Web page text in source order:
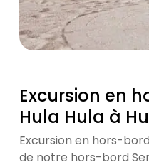
Excursion en
Hula Hula à
Excursion en hors-
de notre hors-bord